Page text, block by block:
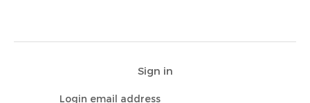
Sign in
Login email address